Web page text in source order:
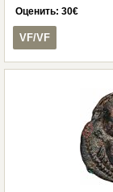
Оценить: 30€
VF/VF